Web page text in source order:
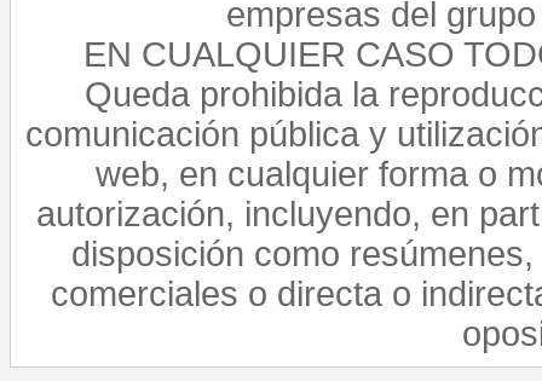
empresas del
EN CUALQUIER CASO
Queda prohibida la
comunicación pública y
web, en cualquier forma o
autorización, incluyendo, en
disposición como
comerciales o directa o